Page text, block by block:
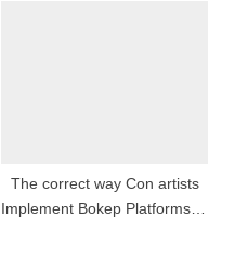
The correct way Con artists
Implement Bokep Platforms to